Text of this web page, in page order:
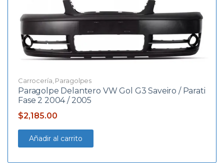
Carrocería Paragolpes
Paragolpe Delantero VW Gol G3 Saveiro / Parati
Fase 2 2004 / 2005
$2,185.00
Añadir al carrito